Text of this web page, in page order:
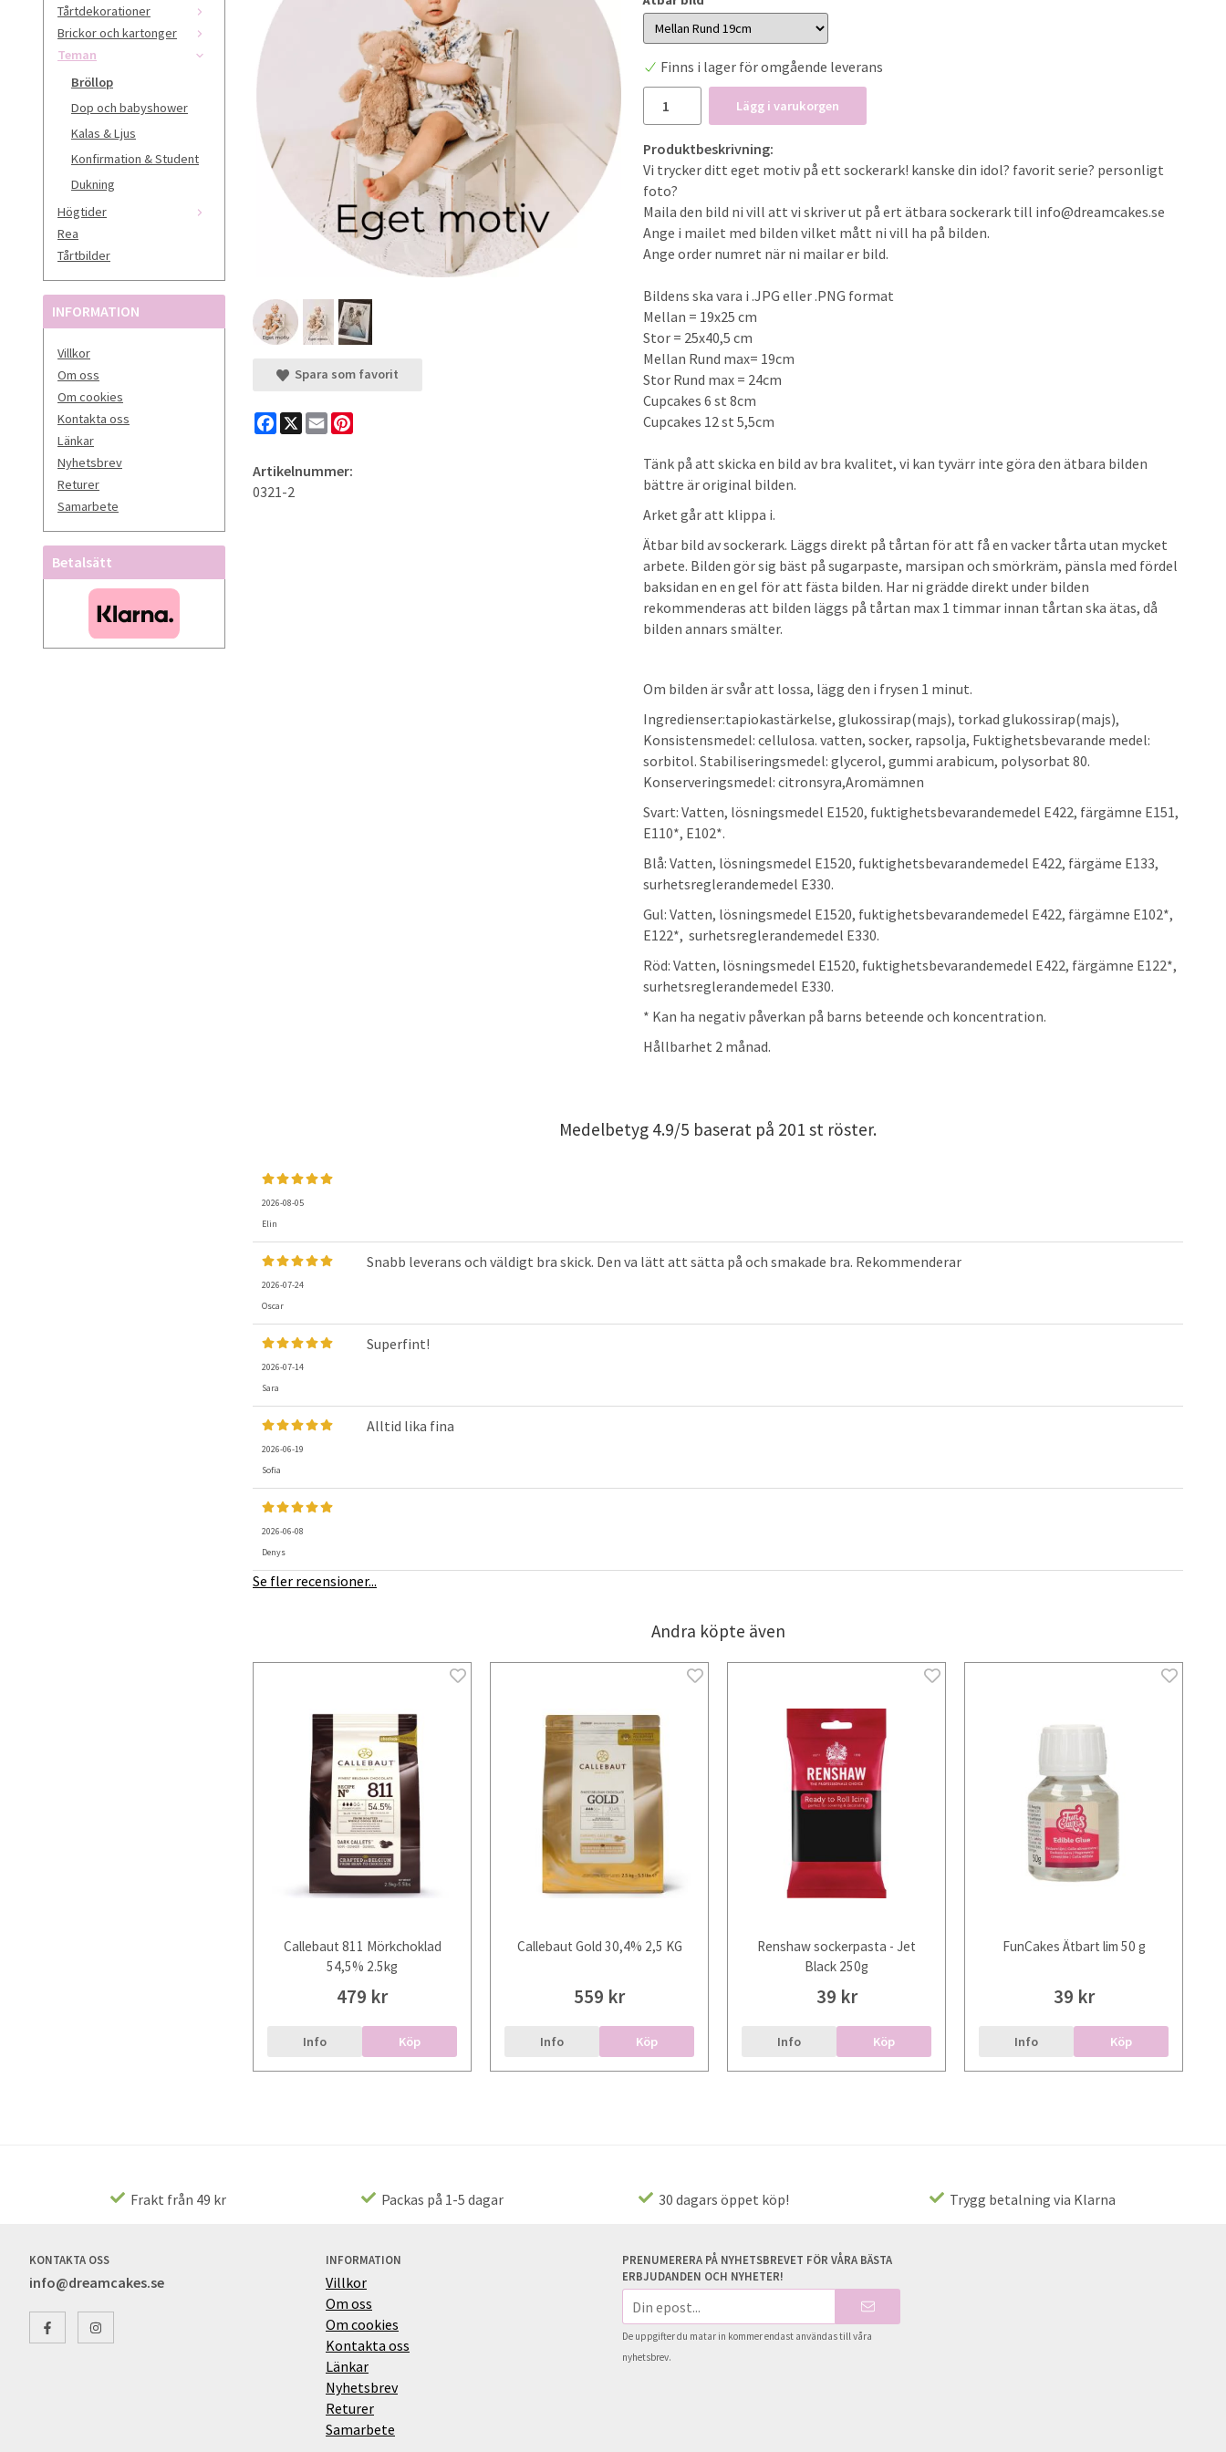
Tårtdekorationer
Brickor och kartonger
Teman
Bröllop
Dop och babyshower
Kalas & Ljus
Konfirmation & Student
Dukning
Högtider
Rea
Tårtbilder
INFORMATION
Villkor
Om oss
Om cookies
Kontakta oss
Länkar
Nyhetsbrev
Returer
Samarbete
Betalsätt
Finns i lager för omgående leverans
Lägg i varukorgen
Produktbeskrivning:
Vi trycker ditt eget motiv på ett sockerark! kanske din idol? favorit serie? personligt
foto?
Maila den bild ni vill att vi skriver ut på ert ätbara sockerark till info@dreamcakes.se
Ange i mailet med bilden vilket mått ni vill ha på bilden.
Ange order numret när ni mailar er bild.
Bildens ska vara i .JPG eller .PNG format
Mellan = 19x25 cm
Stor = 25x40,5 cm
Mellan Rund max= 19cm
Stor Rund max = 24cm
Cupcakes 6 st 8cm
Cupcakes 12 st 5,5cm
Tänk på att skicka en bild av bra kvalitet, vi kan tyvärr inte göra den ätbara bilden
bättre är original bilden.
Arket går att klippa i.
Ätbar bild av sockerark. Läggs direkt på tårtan för att få en vacker tårta utan mycket
arbete. Bilden gör sig bäst på sugarpaste, marsipan och smörkräm, pänsla med fördel
baksidan en en gel för att fästa bilden. Har ni grädde direkt under bilden
rekommenderas att bilden läggs på tårtan max 1 timmar innan tårtan ska ätas, då
bilden annars smälter.
Om bilden är svår att lossa, lägg den i frysen 1 minut.
Ingredienser:tapiokastärkelse, glukossirap(majs), torkad glukossirap(majs),
Konsistensmedel: cellulosa. vatten, socker, rapsolja, Fuktighetsbevarande medel:
sorbitol. Stabiliseringsmedel: glycerol, gummi arabicum, polysorbat 80.
Konserveringsmedel: citronsyra,Aromämnen
Svart: Vatten, lösningsmedel E1520, fuktighetsbevarandemedel E422, färgämne E151,
E110*, E102*.
Blå: Vatten, lösningsmedel E1520, fuktighetsbevarandemedel E422, färgäme E133,
surhetsreglerandemedel E330.
Gul: Vatten, lösningsmedel E1520, fuktighetsbevarandemedel E422, färgämne E102*,
E122*, surhetsreglerandemedel E330.
Röd: Vatten, lösningsmedel E1520, fuktighetsbevarandemedel E422, färgämne E122*,
surhetsreglerandemedel E330.
* Kan ha negativ påverkan på barns beteende och koncentration.
Hållbarhet 2 månad.
Spara som favorit
Facebook
X Email
Artikelnummer:
0321-2
Medelbetyg 4.9/5 baserat på 201 st röster.
2026-08-05
Elin
2026-07-24
Oscar
Snabb leverans och väldigt bra skick. Den va lätt att sätta på och smakade bra. Rekommenderar
2026-07-14
Sara
Superfint!
2026-06-19
Sofia
Alltid lika fina
2026-06-08
Denys
Se fler recensioner...
Andra köpte även
Callebaut 811 Mörkchoklad
54,5% 2.5kg
479 kr
Info Köp
Callebaut Gold 30,4% 2,5 KG
559 kr
Info Köp
Renshaw sockerpasta - Jet
Black 250g
39 kr
Info Köp
FunCakes Ätbart lim 50 g
39 kr
Info Köp
Frakt från 49 kr Packas på 1-5 dagar 30 dagars öppet köp! Trygg betalning via Klarna
KONTAKTA OSS
info@dreamcakes.se
INFORMATION
Villkor
Om oss
Om cookies
Kontakta oss
Länkar
Nyhetsbrev
Returer
Samarbete
PRENUMERERA PÅ NYHETSBREVET FÖR VÅRA BÄSTA
ERBJUDANDEN OCH NYHETER!
E-
postadress
De uppgifter du matar in kommer endast användas till våra
nyhetsbrev.